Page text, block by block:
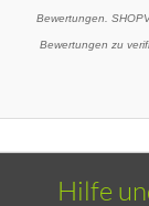
Bewertungen.
Bewertungen zu
Hilfe